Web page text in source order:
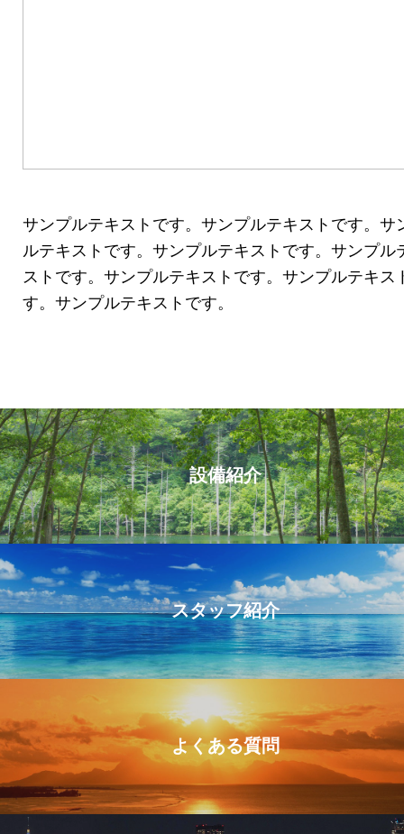
サンプルテキストです。サンプルテキストです。サ
ルテキストです。サンプルテキストです。サンプル
ストです。サンプルテキストです。サンプルテキス
す。サンプルテキストです。
設備紹介
スタッフ紹介
よくある質問